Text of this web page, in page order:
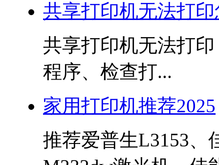
共享打印机无法打
共享打印机无法打
程序、检查打...
家用打印机推荐2025
推荐爱普生L3153、